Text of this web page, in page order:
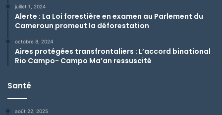
juillet 1, 2024
Alerte : La Loi forestière en examen au Parlement du
Cameroun promeut la déforestation
octobre 8, 2024
Aires protégées transfrontaliers : L’accord binational
Rio Campo- Campo Ma’an ressuscité
Santé
août 22, 2025